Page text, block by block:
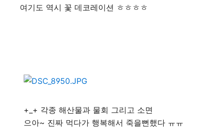
여기도 역시 꽃 데코레이션 ㅎㅎㅎㅎ
+_+ 각종 해산물과 물회 그리고 소면
으아~ 진짜 먹다가 행복해서 죽을뻔했다 ㅠㅠ